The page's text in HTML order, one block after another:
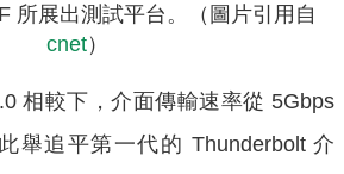
所展出測試平台。（圖片引用自
cnet）
相較下，介面傳輸速率從 5Gbps
舉追平第一代的 Thunderbolt 介